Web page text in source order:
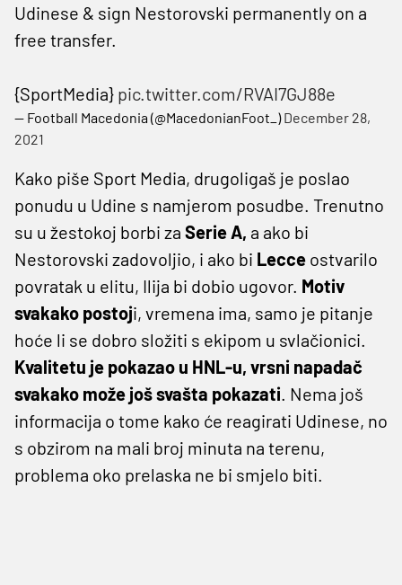
Udinese & sign Nestorovski permanently on a
free transfer.
{SportMedia} pic.twitter.com/RVAI7GJ88e
— Football Macedonia (@MacedonianFoot_)December 28,
2021
Kako piše Sport Media, drugoligaš je poslao
ponudu u Udine s namjerom posudbe. Trenutno
su u žestokoj borbi za Serie A, a ako bi
Nestorovski zadovoljio, i ako bi Lecce ostvarilo
povratak u elitu, Ilija bi dobio ugovor. Motiv
svakako postoji, vremena ima, samo je pitanje
hoće li se dobro složiti s ekipom u svlačionici.
Kvalitetu je pokazao u HNL-u, vrsni napadač
svakako može još svašta pokazati. Nema još
informacija o tome kako će reagirati Udinese, no
s obzirom na mali broj minuta na terenu,
problema oko prelaska ne bi smjelo biti.